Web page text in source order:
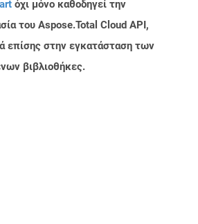
όχι μόνο καθοδηγεί την
του Aspose.Total Cloud API,
επίσης στην εγκατάσταση των
βιβλιοθήκες.